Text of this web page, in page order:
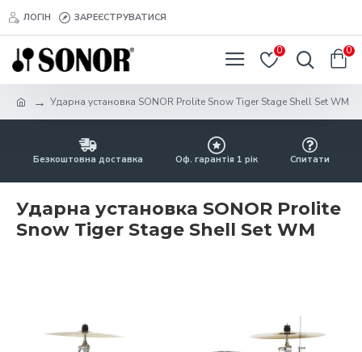
ЛОГІН ЗАРЕЄСТРУВАТИСЯ
0 0
Ударна установка SONOR Prolite Snow Tiger Stage Shell Set WM
Безкоштовна доставка Оф. гарантія 1 рік Спитати
Ударна установка SONOR Prolite
Snow Tiger Stage Shell Set WM